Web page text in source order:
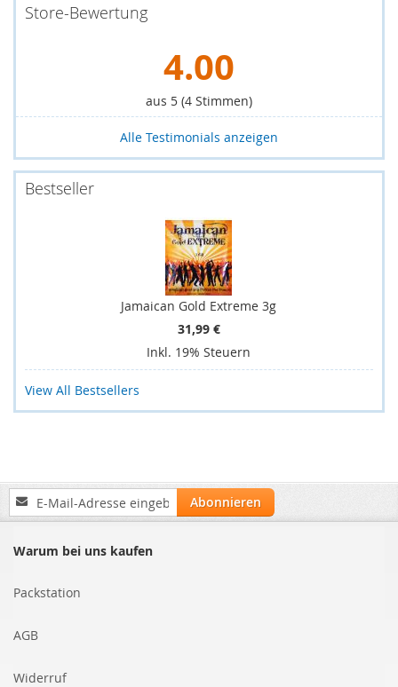
Store-Bewertung
4.00
aus 5 (4 Stimmen)
Alle Testimonials anzeigen
Bestseller
Jamaican Gold Extreme 3g
31,99 €
Inkl. 19% Steuern
View All Bestsellers
Anmeldung
zum
Abonnieren
Warum bei uns kaufen
Packstation
AGB
Widerruf